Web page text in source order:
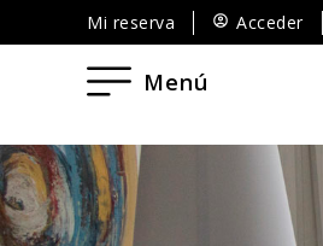
Mi reserva Acceder
Menú